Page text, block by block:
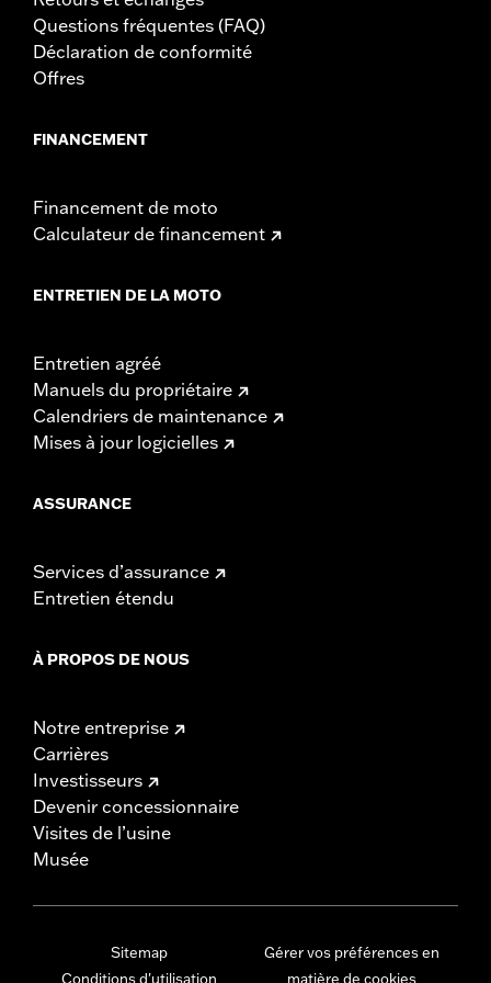
Questions fréquentes (FAQ)
Déclaration de conformité
Offres
FINANCEMENT
Financement de moto
Calculateur de financement
ENTRETIEN DE LA MOTO
Entretien agréé
Manuels du propriétaire
Calendriers de maintenance
Mises à jour logicielles
ASSURANCE
Services d’assurance
Entretien étendu
À PROPOS DE NOUS
Notre entreprise
Carrières
Investisseurs
Devenir concessionnaire
Visites de l’usine
Musée
Sitemap
Conditions d'utilisation
Gérer vos préférences en
matière de cookies